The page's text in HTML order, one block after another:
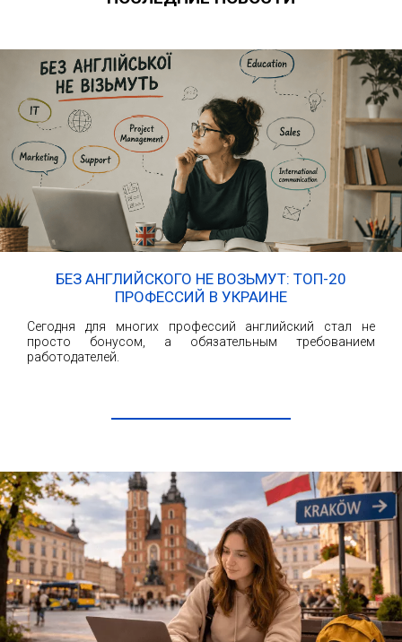
БЕЗ АНГЛИЙСКОГО НЕ ВОЗЬМУТ: ТОП-20
ПРОФЕССИЙ В УКРАИНЕ
Сегодня для многих профессий английский стал не
просто бонусом, а обязательным требованием
работодателей.